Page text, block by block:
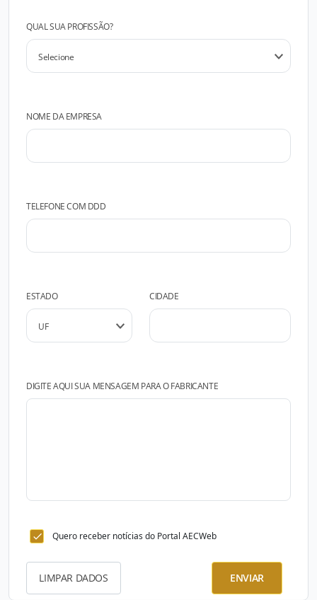
QUAL SUA PROFISSÃO?
NOME DA EMPRESA
TELEFONE COM DDD
ESTADO CIDADE
DIGITE AQUI SUA MENSAGEM PARA O FABRICANTE
Quero receber notícias do Portal AECWeb
LIMPAR DADOS ENVIAR